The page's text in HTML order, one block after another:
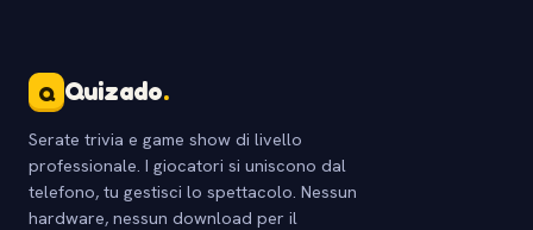
Q Quizado.
Serate trivia e game show di livello
professionale. I giocatori si uniscono dal
telefono, tu gestisci lo spettacolo. Nessun
hardware, nessun download per il